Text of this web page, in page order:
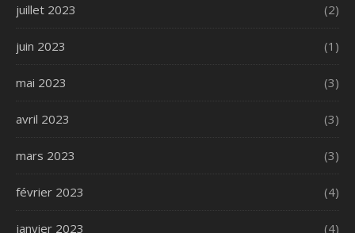
juillet 2023 (2)
juin 2023 (1)
mai 2023 (3)
avril 2023 (3)
mars 2023 (3)
février 2023 (4)
janvier 2023 (4)